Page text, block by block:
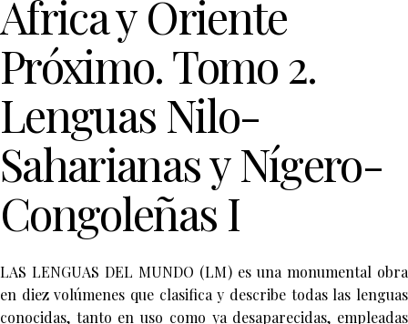
África y Oriente
Próximo. Tomo 2.
Lenguas Nilo-
Saharianas y Nígero-
Congoleñas I
LAS LENGUAS DEL MUNDO (LM) es una monumental obra
en diez volúmenes que clasifica y describe todas las lenguas
conocidas, tanto en uso como ya desaparecidas, empleadas